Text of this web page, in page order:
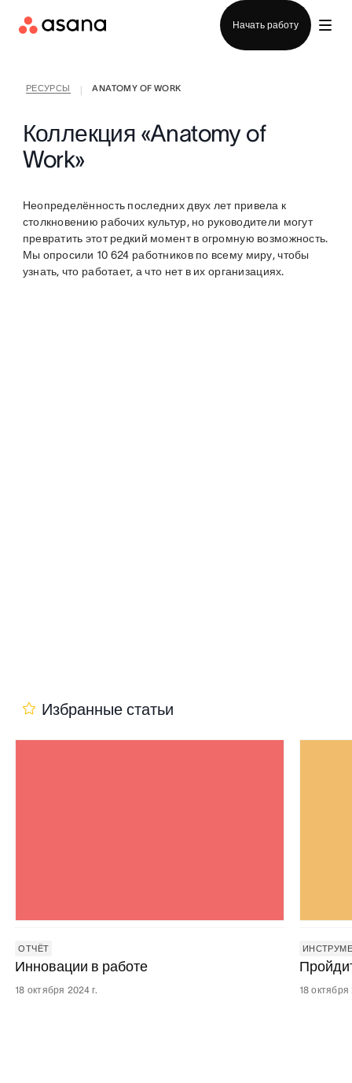
Начать работу
РЕСУРСЫ ANATOMY OF WORK
Коллекция «Anatomy of
Work»
Неопределённость последних двух лет привела к
столкновению рабочих культур, но руководители могут
превратить этот редкий момент в огромную возможность.
Мы опросили 10 624 работников по всему миру, чтобы
узнать, что работает, а что нет в их организациях.
Избранные статьи
ОТЧЁТ
Инновации в работе
18 октября 2024 г. 18 октября